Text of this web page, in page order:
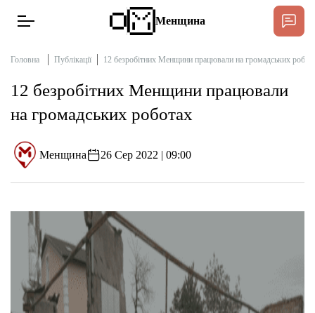
Новини
Інтерв’ю
Публікації
Про нас
Бюджет
Підтримати
Менщина
Головна Публікації 12 безробітних Менщини працювали на громадських
12 безробітних Менщини працювали
на громадських роботах
Менщина 26 Сер 2022 | 09:00